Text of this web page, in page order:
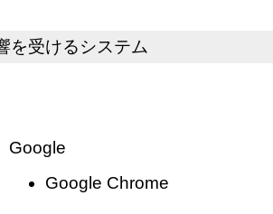
を受けるシステム
Google
Google Chrome